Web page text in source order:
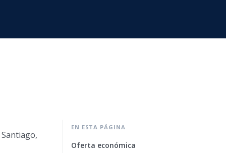
EN ESTA PÁGINA
Oferta económica